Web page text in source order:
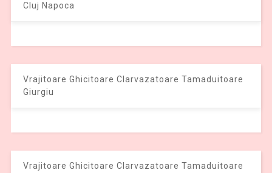
Cluj Napoca
Vrajitoare Ghicitoare Clarvazatoare Tamaduitoare
Giurgiu
Vrajitoare Ghicitoare Clarvazatoare Tamaduitoare